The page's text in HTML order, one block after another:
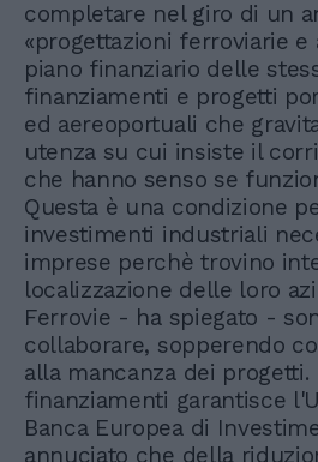
completare nel giro di un
«progettazioni ferroviarie e
piano finanziario delle
finanziamenti e progetti
ed aereoportuali che
utenza su cui insiste il
che hanno senso se
Questa è una condizione
investimenti industriali
imprese perchè trovino
localizzazione delle loro
Ferrovie - ha spiegato -
collaborare, sopperendo
alla mancanza dei progetti.
finanziamenti garantisce
Banca Europea di
annuciato che della